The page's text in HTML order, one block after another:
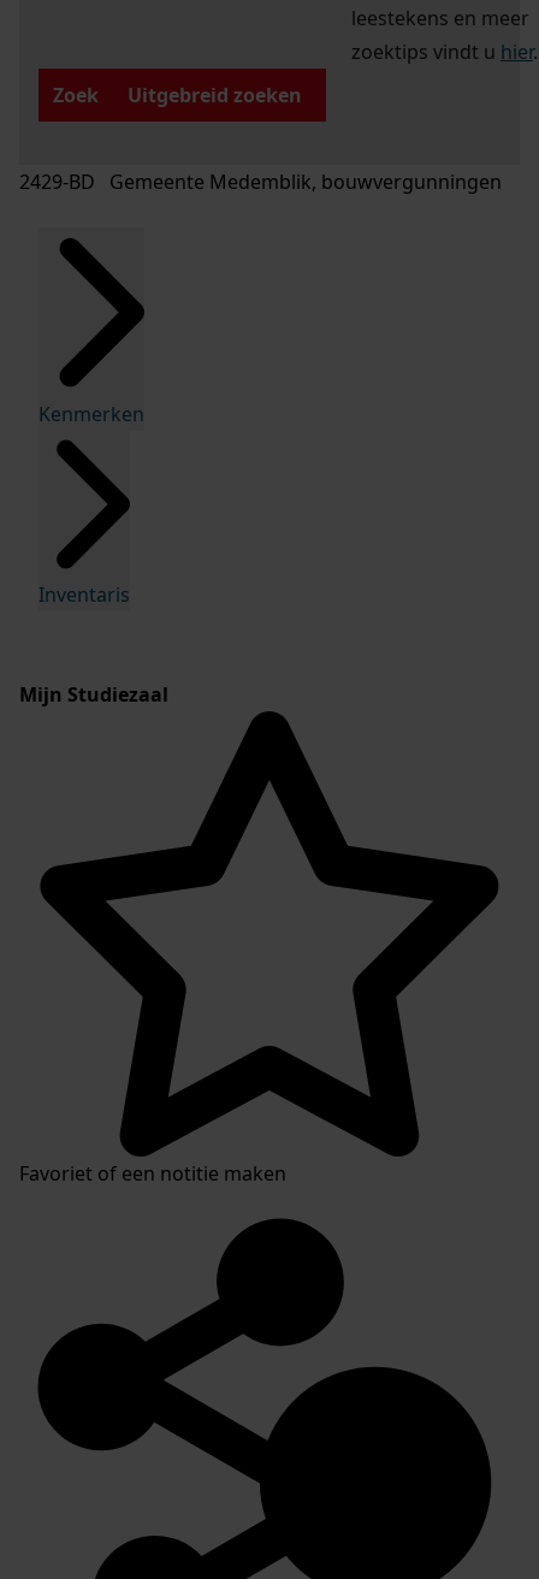
leestekens en meer
zoektips vindt u hier.
Zoek
Uitgebreid zoeken
2429-BD Gemeente Medemblik, bouwvergunningen
Kenmerken
Inventaris
Mijn Studiezaal
Favoriet of een notitie maken